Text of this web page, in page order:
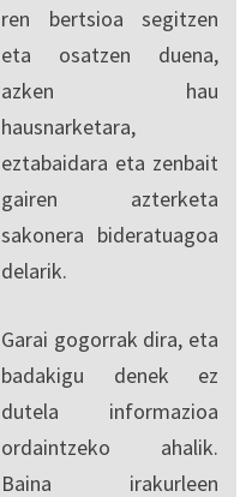
ren bertsioa segitzen
eta osatzen duena,
azken hau
hausnarketara,
eztabaidara eta zenbait
gairen azterketa
sakonera bideratuagoa
delarik.
Garai gogorrak dira, eta
badakigu denek ez
dutela informazioa
ordaintzeko ahalik.
Baina irakurleen